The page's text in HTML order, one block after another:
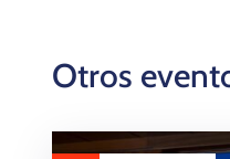
Otros